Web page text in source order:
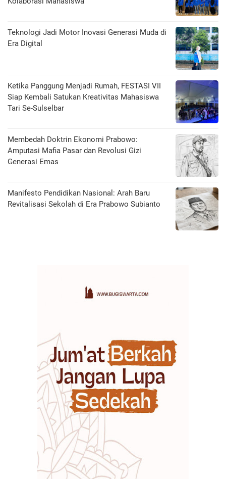
Teknologi Jadi Motor Inovasi Generasi Muda di
Era Digital
Ketika Panggung Menjadi Rumah, FESTASI VII
Siap Kembali Satukan Kreativitas Mahasiswa
Tari Se-Sulselbar
Membedah Doktrin Ekonomi Prabowo:
Amputasi Mafia Pasar dan Revolusi Gizi
Generasi Emas
Manifesto Pendidikan Nasional: Arah Baru
Revitalisasi Sekolah di Era Prabowo Subianto